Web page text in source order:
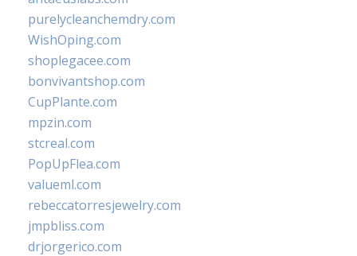
purelycleanchemdry.com
WishOping.com
shoplegacee.com
bonvivantshop.com
CupPlante.com
mpzin.com
stcreal.com
PopUpFlea.com
valueml.com
rebeccatorresjewelry.com
jmpbliss.com
drjorgerico.com